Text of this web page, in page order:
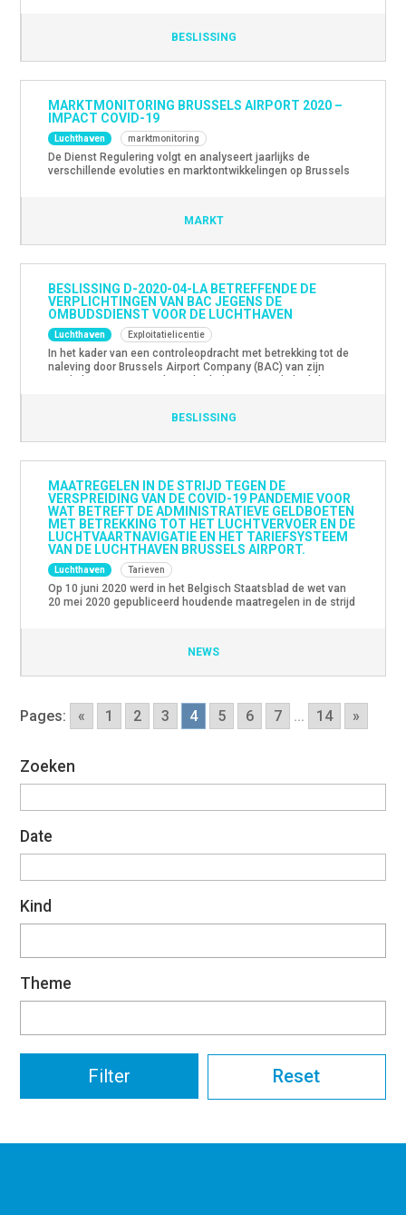
BESLISSING
MARKTMONITORING BRUSSELS AIRPORT 2020 –
IMPACT COVID-19
Luchthaven marktmonitoring
De Dienst Regulering volgt en analyseert jaarlijks de
verschillende evoluties en marktontwikkelingen op Brussels
gekeken naar de verwachte gevolgen en (mogelijke)
MARKT
BESLISSING D-2020-04-LA BETREFFENDE DE
VERPLICHTINGEN VAN BAC JEGENS DE
OMBUDSDIENST VOOR DE LUCHTHAVEN
Luchthaven Exploitatielicentie
In het kader van een controleopdracht met betrekking tot de
naleving door Brussels Airport Company (BAC) van zijn
Dienst Regulering oordeelde dat BAC had nagelaten overleg
BESLISSING
MAATREGELEN IN DE STRIJD TEGEN DE
VERSPREIDING VAN DE COVID-19 PANDEMIE VOOR
WAT BETREFT DE ADMINISTRATIEVE GELDBOETEN
MET BETREKKING TOT HET LUCHTVERVOER EN DE
LUCHTVAARTNAVIGATIE EN HET TARIEFSYSTEEM
VAN DE LUCHTHAVEN BRUSSELS AIRPORT.
Luchthaven Tarieven
Op 10 juni 2020 werd in het Belgisch Staatsblad de wet van
20 mei 2020 gepubliceerd houdende maatregelen in de strijd
van de luchthaven Brussels Airport. Deze wet is gesteund op
NEWS
Pages: « 1 2 3 4 5 6 7 ... 14 »
Zoeken
Date
Kind
Theme
Reset